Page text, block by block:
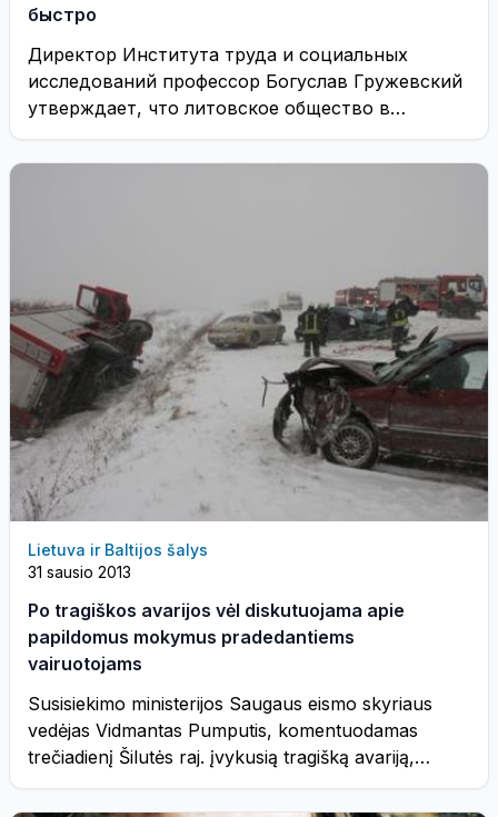
быстро
Директор Института труда и социальных
исследований профессор Богуслав Гружевский
утверждает, что литовское общество в
контексте ЕС в настоящее время является ...
Lietuva ir Baltijos šalys
31 sausio 2013
Po tragiškos avarijos vėl diskutuojama apie
papildomus mokymus pradedantiems
vairuotojams
Susisiekimo ministerijos Saugaus eismo skyriaus
vedėjas Vidmantas Pumputis, komentuodamas
trečiadienį Šilutės raj. įvykusią tragišką avariją,
kurioje žuvo keturi žmonės, „Žinių ...